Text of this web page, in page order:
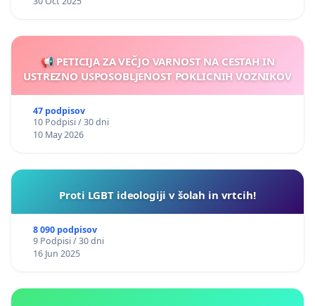
📢 PETICIJA ZA VEČJO VARNOST NA CESTAH IN
USTREZNO USPOSOBLJENOST POKLICNIH VOZNIKOV
47 podpisov
10 Podpisi / 30 dni
10 May 2026
Proti LGBT ideologiji v šolah in vrtcih!
8 090 podpisov
9 Podpisi / 30 dni
16 Jun 2025